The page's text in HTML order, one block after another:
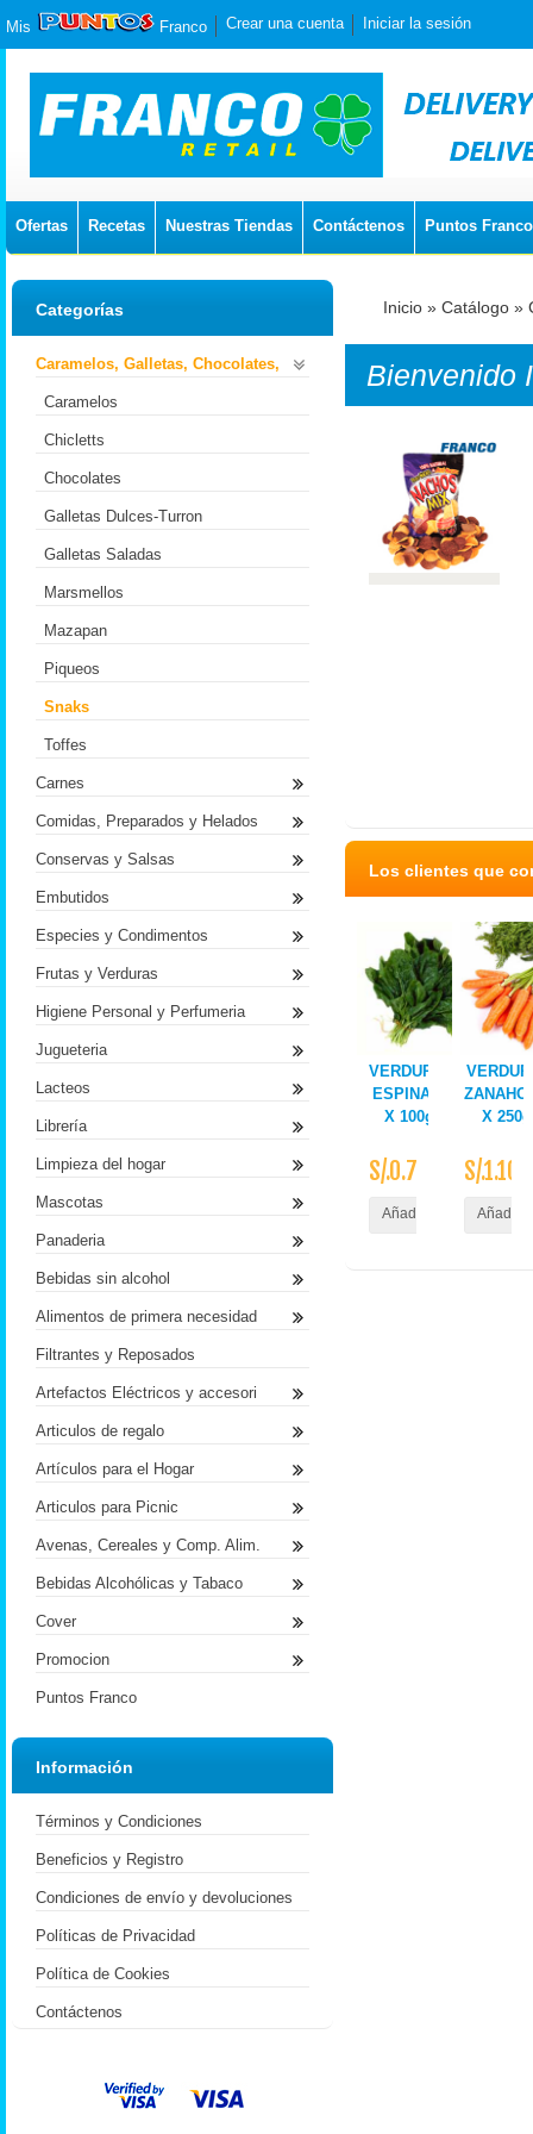
Mis Franco Crear una cuenta Iniciar la sesión
Ofertas Recetas Nuestras Tiendas Contáctenos Puntos Franco
Inicio » Catálogo »
Bienvenido
Los clientes que
VERDURAS
ESPINACA
X 100gr
S/.0.72
Añadir al Carrito
X
S/.1.10
Añadir
Categorías
Caramelos, Galletas, Chocolates,
Caramelos
Chicletts
Chocolates
Galletas Dulces-Turron
Galletas Saladas
Marsmellos
Mazapan
Piqueos
Snaks
Toffes
Carnes
Comidas, Preparados y Helados
Conservas y Salsas
Embutidos
Especies y Condimentos
Frutas y Verduras
Higiene Personal y Perfumeria
Jugueteria
Lacteos
Librería
Limpieza del hogar
Mascotas
Panaderia
Bebidas sin alcohol
Alimentos de primera necesidad
Filtrantes y Reposados
Artefactos Eléctricos y accesori
Articulos de regalo
Artículos para el Hogar
Articulos para Picnic
Avenas, Cereales y Comp. Alim.
Bebidas Alcohólicas y Tabaco
Cover
Promocion
Puntos Franco
Información
Términos y Condiciones
Beneficios y Registro
Condiciones de envío y devoluciones
Políticas de Privacidad
Política de Cookies
Contáctenos